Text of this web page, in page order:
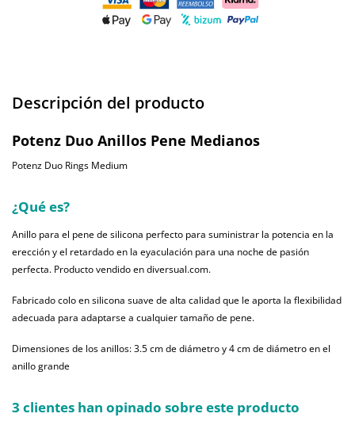
Descripción del producto
Potenz Duo Anillos Pene Medianos
Potenz Duo Rings Medium
¿Qué es?
Anillo para el pene de silicona perfecto para suministrar la potencia en la
erección y el retardado en la eyaculación para una noche de pasión
perfecta. Producto vendido en diversual.com.
Fabricado colo en silicona suave de alta calidad que le aporta la flexibilidad
adecuada para adaptarse a cualquier tamaño de pene.
Dimensiones de los anillos: 3.5 cm de diámetro y 4 cm de diámetro en el
anillo grande
3 clientes han opinado sobre este producto